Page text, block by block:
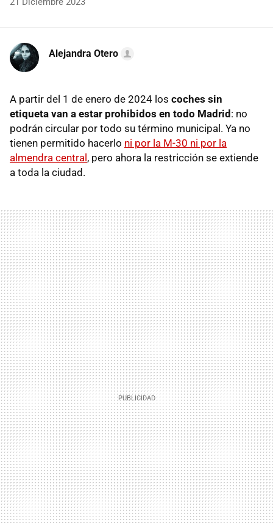
Alejandra Otero
A partir del 1 de enero de 2024 los coches sin
etiqueta van a estar prohibidos en todo Madrid: no
podrán circular por todo su término municipal. Ya no
tienen permitido hacerlo ni por la M-30 ni por la
almendra central, pero ahora la restricción se extiende
a toda la ciudad.